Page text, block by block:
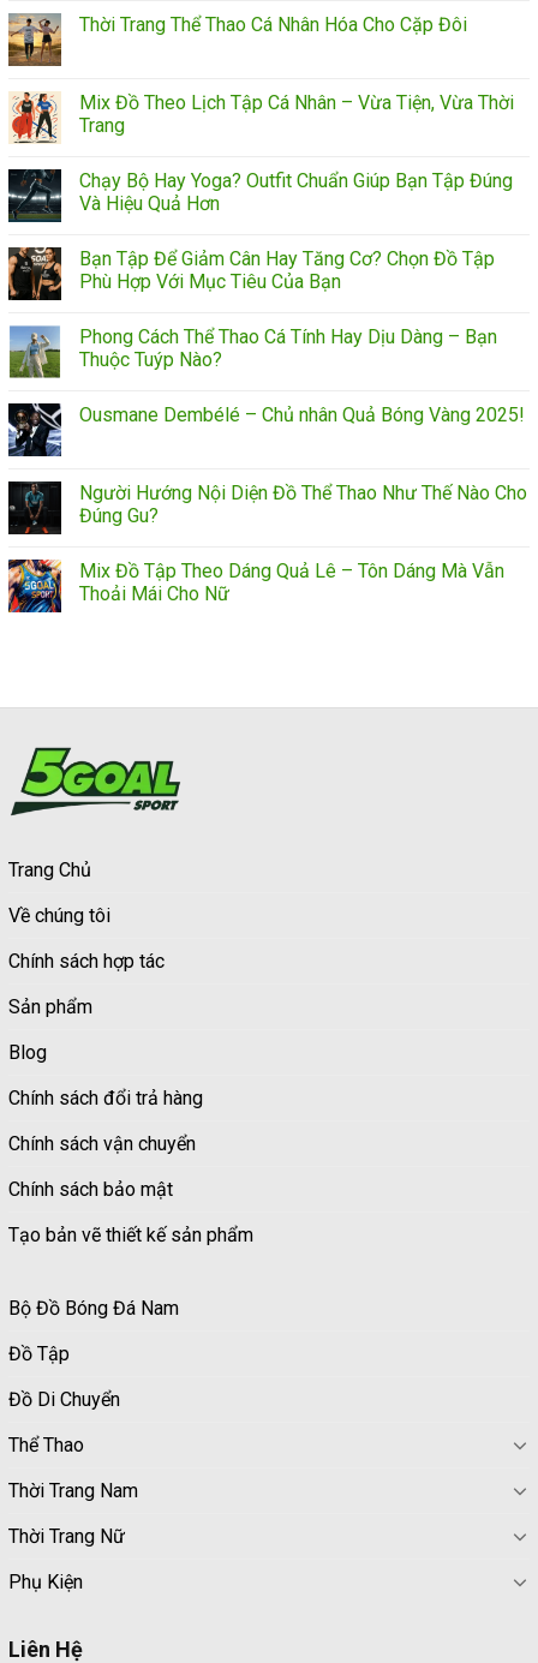
Thời Trang Thể Thao Cá Nhân Hóa Cho Cặp Đôi
Mix Đồ Theo Lịch Tập Cá Nhân – Vừa Tiện, Vừa Thời
Trang
Chạy Bộ Hay Yoga? Outfit Chuẩn Giúp Bạn Tập Đúng
Và Hiệu Quả Hơn
Bạn Tập Để Giảm Cân Hay Tăng Cơ? Chọn Đồ Tập
Phù Hợp Với Mục Tiêu Của Bạn
Phong Cách Thể Thao Cá Tính Hay Dịu Dàng – Bạn
Thuộc Tuýp Nào?
Ousmane Dembélé – Chủ nhân Quả Bóng Vàng 2025!
Người Hướng Nội Diện Đồ Thể Thao Như Thế Nào Cho
Đúng Gu?
Mix Đồ Tập Theo Dáng Quả Lê – Tôn Dáng Mà Vẫn
Thoải Mái Cho Nữ
Trang Chủ
Về chúng tôi
Chính sách hợp tác
Sản phẩm
Blog
Chính sách đổi trả hàng
Chính sách vận chuyển
Chính sách bảo mật
Tạo bản vẽ thiết kế sản phẩm
Bộ Đồ Bóng Đá Nam
Đồ Tập
Đồ Di Chuyển
Thể Thao
Thời Trang Nam
Thời Trang Nữ
Phụ Kiện
Liên Hệ